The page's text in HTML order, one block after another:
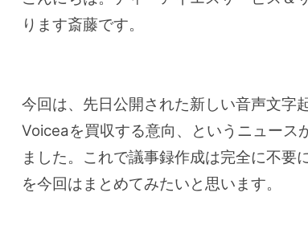
ります斎藤です。
今回は、先日公開された新しい音声文字
Voiceaを買収する意向、というニュース
ました。これで議事録作成は完全に不要
を今回はまとめてみたいと思います。